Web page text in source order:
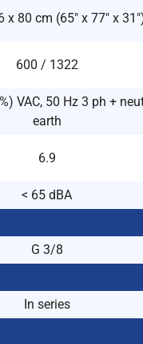
x 80 cm (65″ x 77″ x
600 / 1322
VAC, 50 Hz 3 ph +
earth
6.9
< 65 dBA
G 3/8
In series